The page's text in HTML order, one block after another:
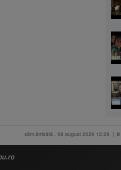
sâm.âmbătă , 08 august 2026 12:29 | 0